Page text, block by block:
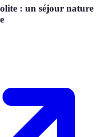
: un séjour nature